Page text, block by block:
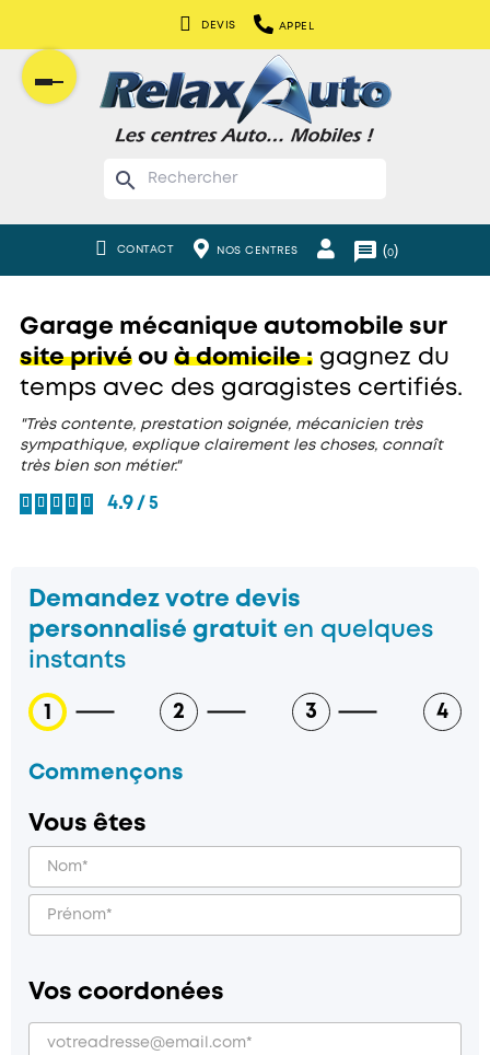
DEVIS APPEL
Basculer
la
navigation
search
CONTACT NOS CENTRES message (0)
Garage mécanique automobile sur
site privé ou à domicile : gagnez du
temps avec des garagistes certifiés.
4.9
    
"Très contente, prestation soignée, mécanicien très
sympathique, explique clairement les choses, connaît
très bien son métier."
Demandez votre devis
personnalisé gratuit en quelques
instants
1 2 3 4
Commençons
Vous êtes
Vos coordonées